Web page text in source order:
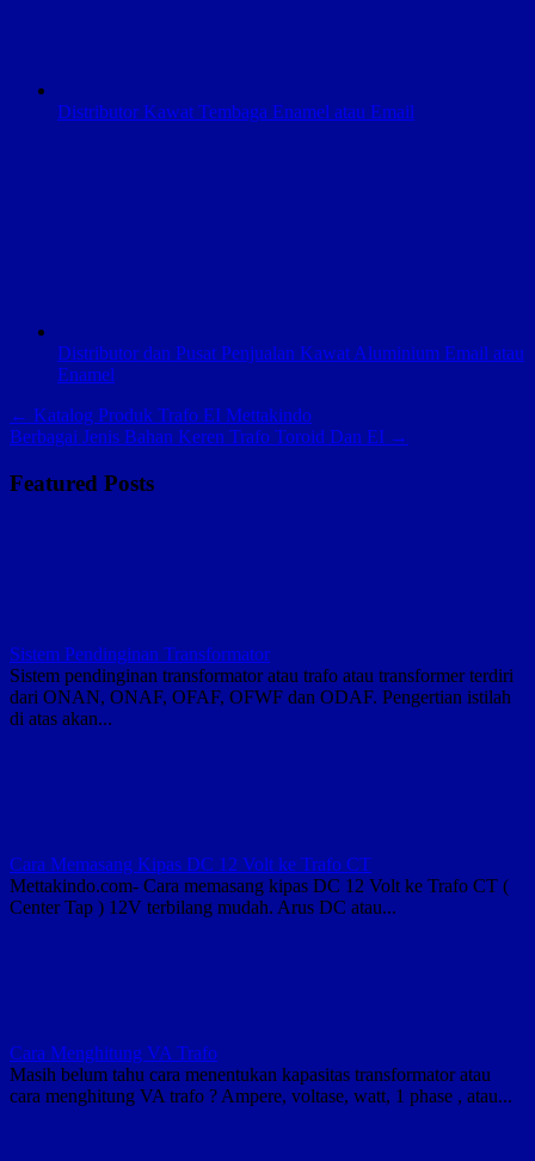
Distributor Kawat Tembaga Enamel atau Email
Distributor dan Pusat Penjualan Kawat Aluminium Email atau
Enamel
Navigasi
pos
← Katalog Produk Trafo EI Mettakindo
Berbagai Jenis Bahan Keren Trafo Toroid Dan EI →
Featured Posts
Sistem Pendinginan Transformator
Sistem pendinginan transformator atau trafo atau transformer terdiri
dari ONAN, ONAF, OFAF, OFWF dan ODAF. Pengertian istilah
di atas akan...
Cara Memasang Kipas DC 12 Volt ke Trafo CT
Mettakindo.com- Cara memasang kipas DC 12 Volt ke Trafo CT (
Center Tap ) 12V terbilang mudah. Arus DC atau...
Cara Menghitung VA Trafo
Masih belum tahu cara menentukan kapasitas transformator atau
cara menghitung VA trafo ? Ampere, voltase, watt, 1 phase , atau...